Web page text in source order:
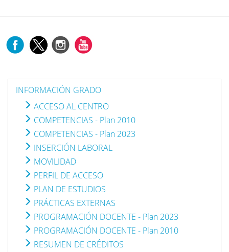
INFORMACIÓN GRADO
ACCESO AL CENTRO
COMPETENCIAS - Plan 2010
COMPETENCIAS - Plan 2023
INSERCIÓN LABORAL
MOVILIDAD
PERFIL DE ACCESO
PLAN DE ESTUDIOS
PRÁCTICAS EXTERNAS
PROGRAMACIÓN DOCENTE - Plan 2023
PROGRAMACIÓN DOCENTE - Plan 2010
RESUMEN DE CRÉDITOS